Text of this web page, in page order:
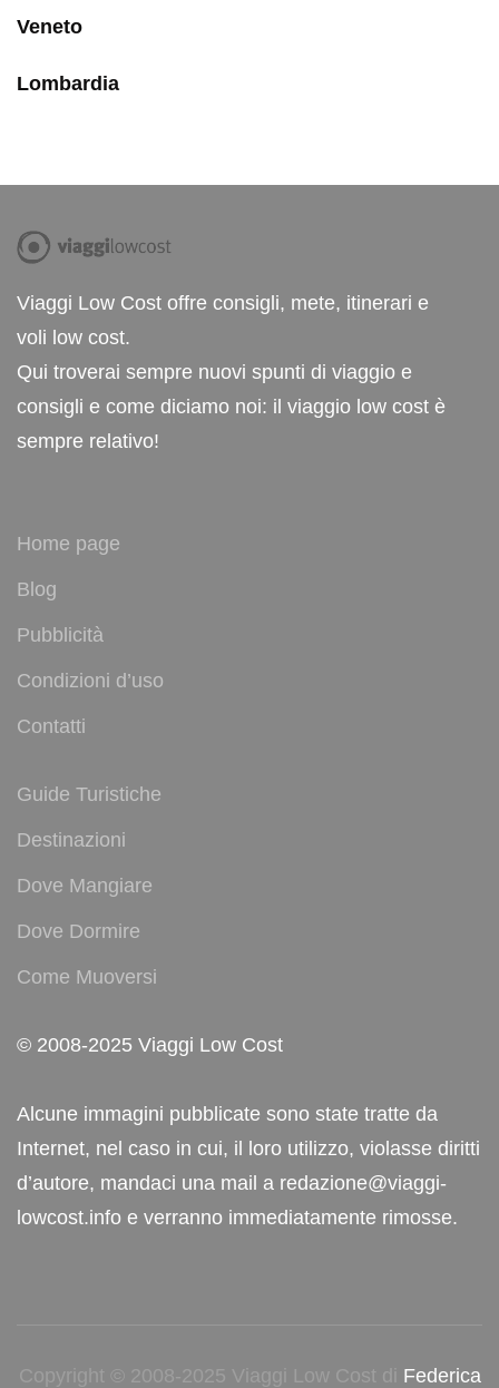
Veneto
Lombardia
Viaggi Low Cost offre consigli, mete, itinerari e
voli low cost.
Qui troverai sempre nuovi spunti di viaggio e
consigli e come diciamo noi: il viaggio low cost è
sempre relativo!
Home page
Blog
Pubblicità
Condizioni d’uso
Contatti
Guide Turistiche
Destinazioni
Dove Mangiare
Dove Dormire
Come Muoversi
© 2008-2025 Viaggi Low Cost
Alcune immagini pubblicate sono state tratte da
Internet, nel caso in cui, il loro utilizzo, violasse diritti
d’autore, mandaci una mail a redazione@viaggi-
lowcost.info e verranno immediatamente rimosse.
Copyright © 2008-2025 Viaggi Low Cost di Federica